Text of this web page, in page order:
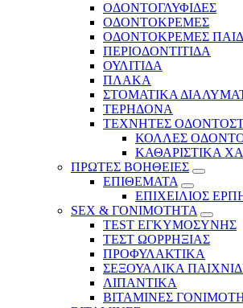
ΟΔΟΝΤΟΓΛΥΦΙΔΕΣ
ΟΔΟΝΤΟΚΡΕΜΕΣ
ΟΔΟΝΤΟΚΡΕΜΕΣ
ΠΕΡΙΟΔΟΝΤΙΤΙΔΑ
ΟΥΛΙΤΙΔΑ
ΠΛΑΚΑ
ΣΤΟΜΑΤΙΚΑ
ΤΕΡΗΔΟΝΑ
ΤΕΧΝΗΤΕΣ
ΚΟΛΛΕΣ
ΚΑΘΑΡΙΣΤΙΚΑ
ΠΡΩΤΕΣ ΒΟΗΘΕΙΕΣ
ΕΠΙΘΕΜΑΤΑ
ΕΠΙΧΕΙΛΙΟΣ
SEX & ΓΟΝΙΜΟΤΗΤΑ
TEST ΕΓΚΥΜΟΣΥΝΗΣ
ΤΕΣΤ ΩΟΡΡΗΞΙΑΣ
ΠΡΟΦΥΛΑΚΤΙΚΑ
ΣΕΞΟΥΑΛΙΚΑ
ΛΙΠΑΝΤΙΚΑ
ΒΙΤΑΜΙΝΕΣ